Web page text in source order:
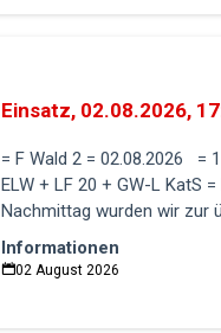
Einsatz, 02.08.2026,
= F Wald 2 = 02.08.2026 =
ELW + LF 20 + GW-L KatS
Nachmittag wurden wir zur
Informationen
02 August 2026